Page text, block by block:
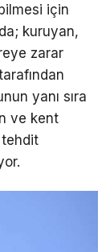
için
kuruyan,
zarar
yanı sıra
ve kent